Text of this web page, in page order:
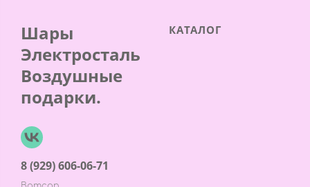
Шары
Электросталь
Воздушные
подарки.
8 (929) 606-06-71
КАТАЛОГ